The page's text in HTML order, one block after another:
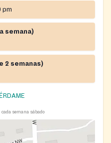
pm
semana)
2 semanas)
cada semana sábado